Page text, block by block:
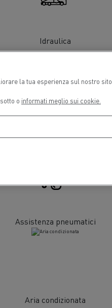
Idraulica
Assistenza pneumatici
Aria condizionata
la tua esperienza sul nostro
o informati meglio sui cookie.